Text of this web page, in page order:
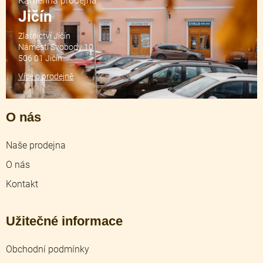
O nás
Naše prodejna
O nás
Kontakt
Užitečné informace
Obchodní podmínky
Jičín
Zlatnictví Jičín
Náměstí Svobody 10
506 01 Jičín
Více o prodejně